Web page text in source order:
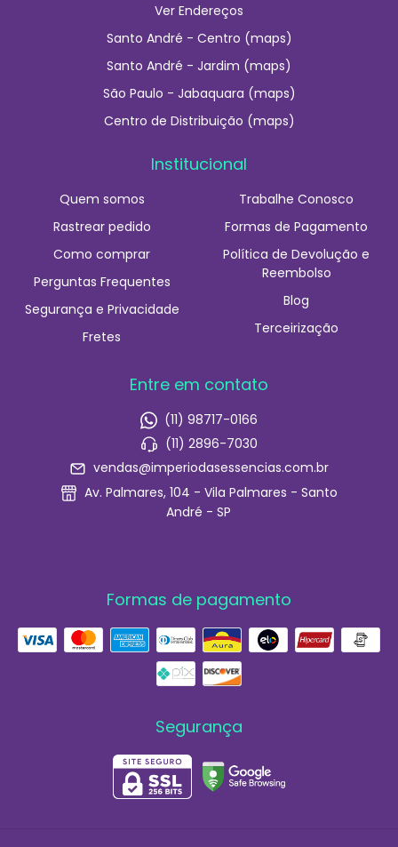
Ver Endereços
Santo André - Centro (maps)
Santo André - Jardim (maps)
São Paulo - Jabaquara (maps)
Centro de Distribuição (maps)
Institucional
Quem somos
Rastrear pedido
Como comprar
Perguntas Frequentes
Segurança e Privacidade
Fretes
Trabalhe Conosco
Formas de Pagamento
Política de Devolução e
Reembolso
Blog
Terceirização
Entre em contato
(11) 98717-0166
(11) 2896-7030
vendas@imperiodasessencias.com.br
Av. Palmares, 104 - Vila Palmares - Santo
André - SP
Formas de pagamento
Segurança